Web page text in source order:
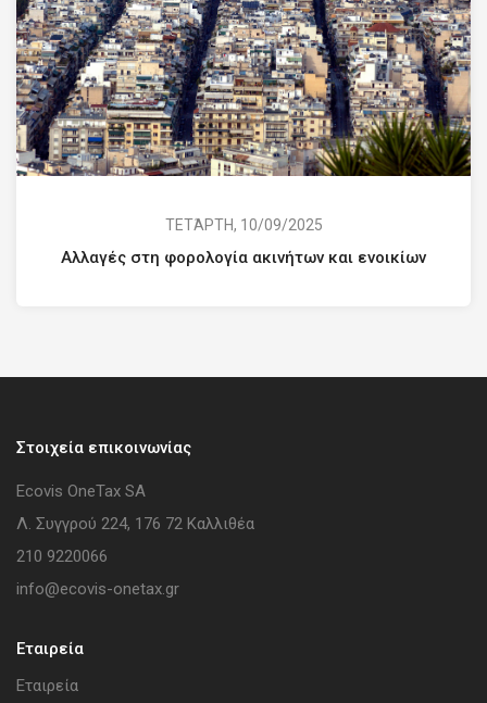
ΤΕΤΆΡΤΗ, 10/09/2025
Αλλαγές στη φορολογία ακινήτων και ενοικίων
Στοιχεία επικοινωνίας
Ecovis OneTax SA
Λ. Συγγρού 224, 176 72 Καλλιθέα
210 9220066
info@ecovis-onetax.gr
Εταιρεία
Εταιρεία